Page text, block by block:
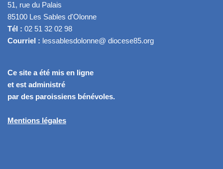
51, rue du Palais
85100 Les Sables d'Olonne
Tél : 02 51 32 02 98
Courriel : lessablesdolonne@ diocese85.org
Ce site a été mis en ligne
et est administré
par des paroissiens bénévoles.
Mentions légales